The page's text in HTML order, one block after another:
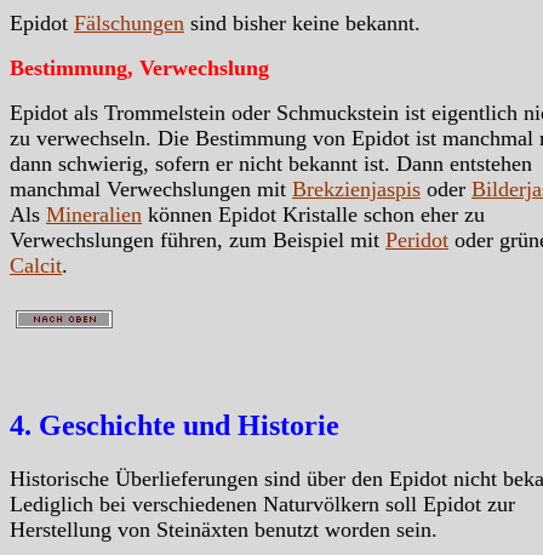
Epidot Fälschungen sind bisher keine bekannt.
Bestimmung, Verwechslung
Epidot als Trommelstein oder Schmuckstein ist eigentlich
zu verwechseln. Die Bestimmung von Epidot ist manchmal
dann schwierig, sofern er nicht bekannt ist. Dann entstehen
manchmal Verwechslungen mit Brekzienjaspis oder
Als Mineralien können Epidot Kristalle schon eher zu
Verwechslungen führen, zum Beispiel mit Peridot oder
Calcit.
4. Geschichte und Historie
Historische Überlieferungen sind über den Epidot nicht
Lediglich bei verschiedenen Naturvölkern soll Epidot zur
Herstellung von Steinäxten benutzt worden sein.